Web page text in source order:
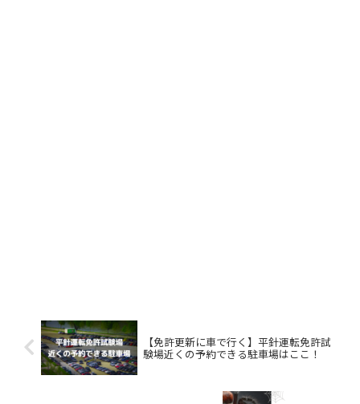
【免許更新に車で行く】平針運転免許試
験場近くの予約できる駐車場はここ！